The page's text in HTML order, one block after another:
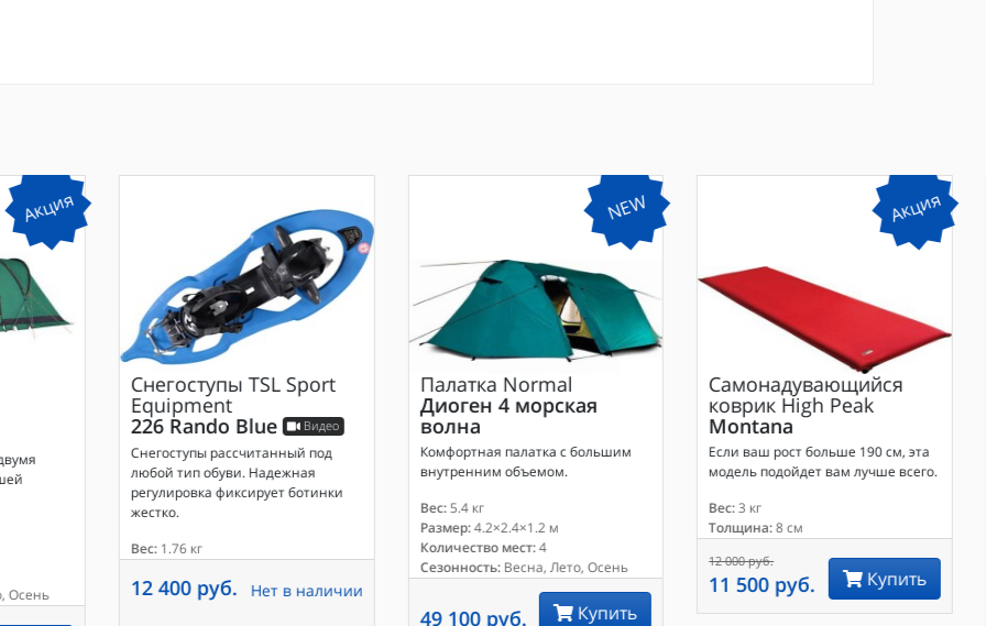
Акция
Осень
Снегоступы TSL Sport
Equipment
226 Rando Blue Видео
Снегоступы рассчитанный под
любой тип обуви. Надежная
регулировка фиксирует ботинки
жестко.
Вес:1.76 кг
12 400 руб. Нет в наличии
NEW
Палатка Normal
Диоген 4 морская
волна
Комфортная палатка с большим
внутренним объемом.
Вес:5.4 кг
Размер:4.2×2.4×1.2 м
Количество мест:4
Сезонность:Весна, Лето, Осень
49 100 руб. Купить
Акция
Самонадувающийся
коврик High Peak
Montana
Если ваш рост больше 190 см, эта
модель подойдет вам лучше всего.
Вес:3 кг
Толщина:8 см
12 000 руб.
11 500 руб. Купить